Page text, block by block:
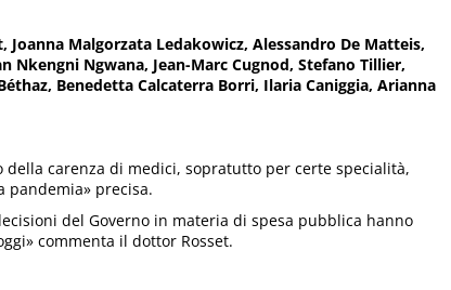
Joanna Malgorzata Ledakowicz, Alessandro De Matteis,
Nkengni Ngwana, Jean-Marc Cugnod, Stefano Tillier,
Benedetta Calcaterra Borri, Ilaria Caniggia, Arianna
della carenza di medici, sopratutto per certe specialità,
pandemia» precisa.
del Governo in materia di spesa pubblica hanno
commenta il dottor Rosset.